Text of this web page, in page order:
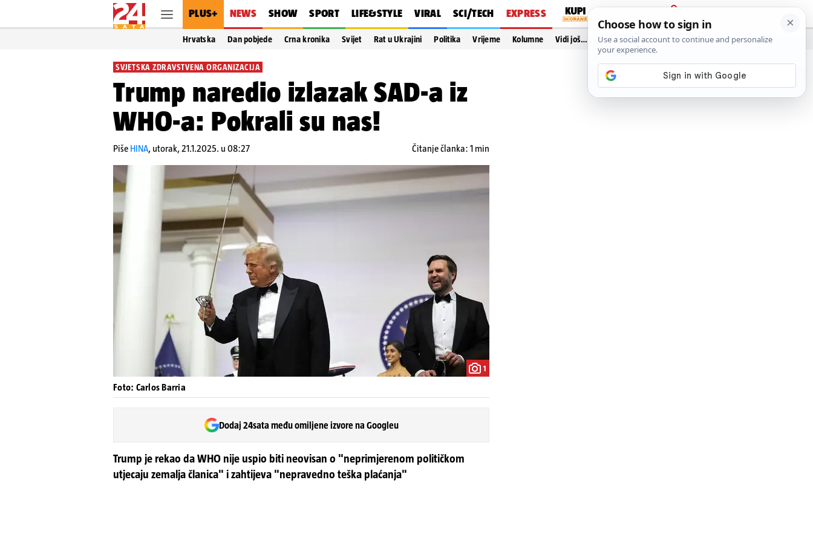
PLUS+ NEWS SHOW SPORT LIFE&STYLE VIRAL SCI/TECH EXPRESS
PRIJAVA
Hrvatska Dan pobjede Crna kronika Svijet Rat u Ukrajini Politika Vrijeme Kolumne Vidi još…
SVJETSKA ZDRAVSTVENA ORGANIZACIJA
Trump naredio izlazak SAD-a iz
WHO-a: Pokrali su nas!
Piše HINA, utorak, 21.1.2025. u 08:27 Čitanje članka: 1 min
1
Foto: Carlos Barria
Dodaj 24sata među omiljene izvore na Googleu
Trump je rekao da WHO nije uspio biti neovisan o "neprimjerenom političkom
utjecaju zemalja članica" i zahtijeva "nepravedno teška plaćanja"